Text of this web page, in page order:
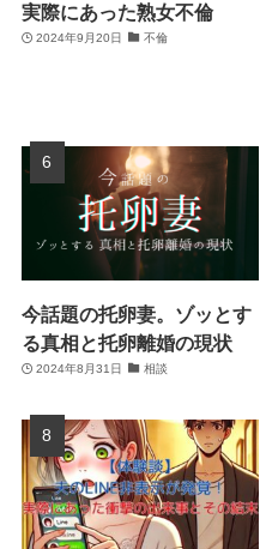
実際にあった熟女不倫
2024年9月20日 不倫
今話題の托卵妻。ゾッとす
る真相と托卵離婚の現状
2024年8月31日 相談